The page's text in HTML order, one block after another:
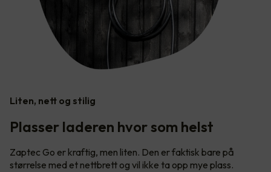
Liten, nett og stilig
Plasser laderen hvor som helst
Zaptec Go er kraftig, men liten. Den er faktisk bare på
størrelse med et nettbrett og vil ikke ta opp mye plass.